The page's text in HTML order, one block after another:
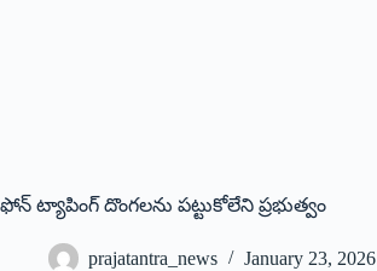
ఫోన్‌ ‌ట్యాపింగ్‌ ‌దొంగలను పట్టుకోలేని ప్రభుత్వం
prajatantra_news
January 23, 2026